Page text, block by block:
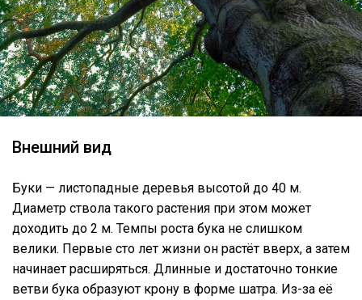
Внешний вид
Буки — листопадные деревья высотой до 40 м.
Диаметр ствола такого растения при этом может
доходить до 2 м. Темпы роста бука не слишком
велики. Первые сто лет жизни он растёт вверх, а затем
начинает расширяться. Длинные и достаточно тонкие
ветви бука образуют крону в форме шатра. Из-за её